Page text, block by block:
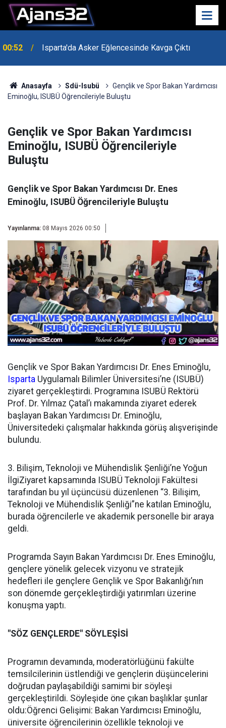
00:52 Isparta'da Asker Eğlencesinde Kavga Çıktı
Anasayfa Sdü-Isubü
Gençlik ve Spor Bakan Yardımcısı
Eminoğlu, ISUBÜ Öğrencileriyle Buluştu
Gençlik ve Spor Bakan Yardımcısı
Eminoğlu, ISUBÜ Öğrencileriyle
Buluştu
Gençlik ve Spor Bakan Yardımcısı Dr. Enes
Eminoğlu, ISUBÜ Öğrencileriyle Buluştu
Yayınlanma: 08 Mayıs 2026 00:50
Gençlik ve Spor Bakan Yardımcısı Dr. Enes Eminoğlu,
Isparta Uygulamalı Bilimler Üniversitesi’ne (ISUBÜ)
ziyaret gerçekleştirdi. Programına ISUBÜ Rektörü
Prof. Dr. Yılmaz Çatal’ı makamında ziyaret ederek
başlayan Bakan Yardımcısı Dr. Eminoğlu,
Üniversitedeki çalışmalar hakkında görüş alışverişinde
bulundu.
3. Bilişim, Teknoloji ve Mühendislik Şenliği’ne Yoğun
İlgiZiyaret kapsamında ISUBÜ Teknoloji Fakültesi
tarafından bu yıl üçüncüsü düzenlenen “3. Bilişim,
Teknoloji ve Mühendislik Şenliği”ne katılan Eminoğlu,
burada öğrencilerle ve akademik personelle bir araya
geldi.
Programda Sayın Bakan Yardımcısı Dr. Enes Eminoğlu,
gençlere yönelik gelecek vizyonu ve stratejik
hedefleri ile gençlere Gençlik ve Spor Bakanlığı’nın
son dönemde gerçekleştirdiği yatırımları üzerine
konuşma yaptı.
"SÖZ GENÇLERDE" SÖYLEŞİSİ
Programın devamında, moderatörlüğünü fakülte
temsilcilerinin üstlendiği ve gençlerin düşüncelerini
doğrudan paylaşabildiği samimi bir söyleşi
gerçekleştirildi. Söyleşide öne çıkan başlıklar şunlar
oldu:Öğrenci Gelişimi: Bakan Yardımcısı Eminoğlu,
üniversite öğrencilerinin özellikle teknoloji ve